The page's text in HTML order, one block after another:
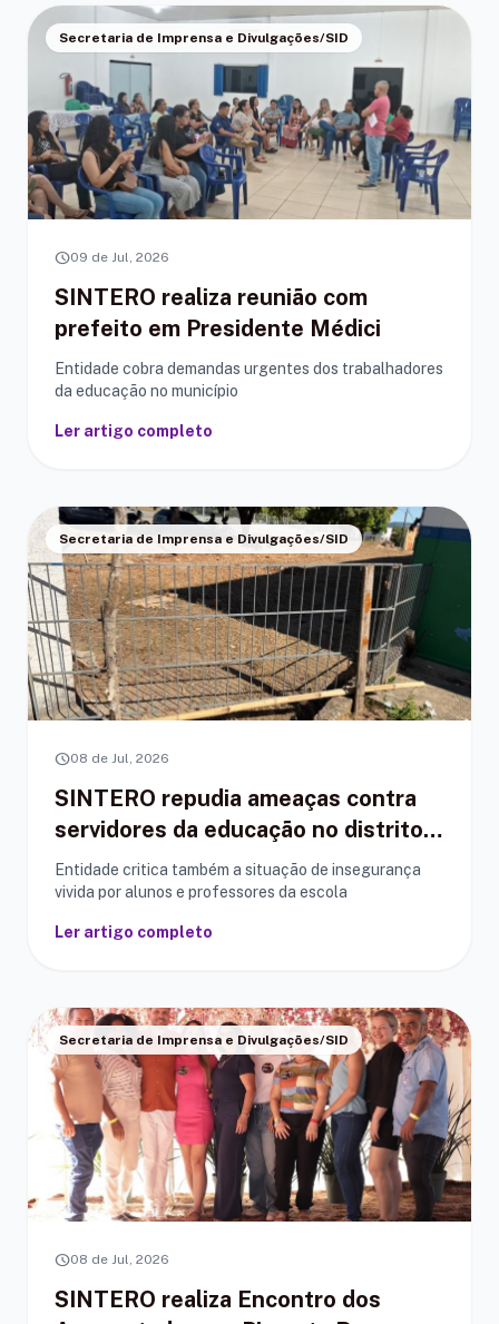
Secretaria de Imprensa e Divulgações/SID
schedule09 de Jul, 2026
SINTERO realiza reunião com
prefeito em Presidente Médici
Entidade cobra demandas urgentes dos trabalhadores
da educação no município
Ler artigo completo
Secretaria de Imprensa e Divulgações/SID
schedule08 de Jul, 2026
SINTERO repudia ameaças contra
servidores da educação no distrito
de Tarilândia
Entidade critica também a situação de insegurança
vivida por alunos e professores da escola
Ler artigo completo
Secretaria de Imprensa e Divulgações/SID
schedule08 de Jul, 2026
SINTERO realiza Encontro dos